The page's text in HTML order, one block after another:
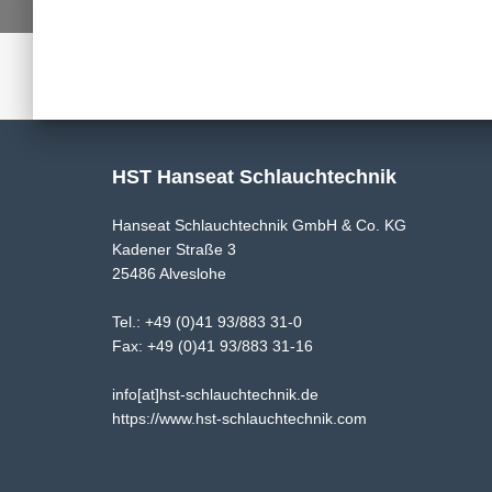
HST Hanseat Schlauchtechnik
Hanseat Schlauchtechnik GmbH & Co. KG
Kadener Straße 3
25486 Alveslohe
Tel.: +49 (0)41 93/883 31-0
Fax: +49 (0)41 93/883 31-16
info[at]hst-schlauchtechnik.de
https://www.hst-schlauchtechnik.com